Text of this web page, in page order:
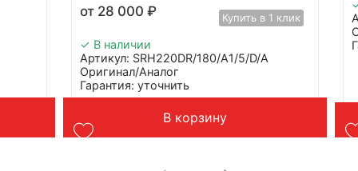
✓ В наличии
Артикул: 35C0023
Гарантия: уточнить
Производитель: Advanced
Страна: Китай
Применение: LiuGong ZL50CN
Вес: до 1 кг
Читать далее